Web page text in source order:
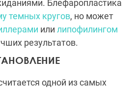
Блефаропластика
темных кругов, но может
или липофилингом
результатов.
одной из самых